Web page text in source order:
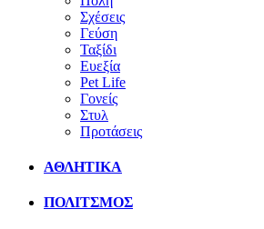
Σχέσεις
Γεύση
Ταξίδι
Ευεξία
Pet Life
Γονείς
Στυλ
Προτάσεις
ΑΘΛΗΤΙΚΑ
ΠΟΛΙΤΣΜΟΣ